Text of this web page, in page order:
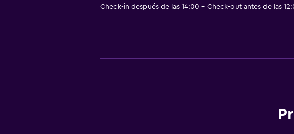
Check-in después de las 14:00 - Check-out antes de las